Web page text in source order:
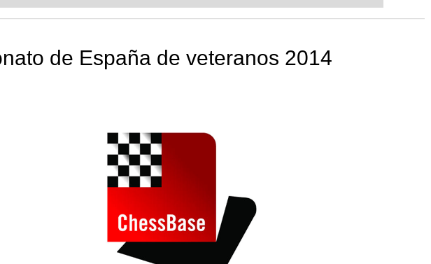
intelligently and with a more personalised
de España de veteranos 2014